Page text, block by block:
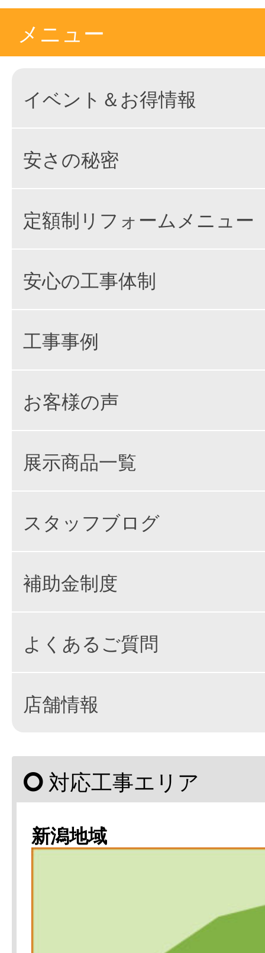
メニュー
イベント＆お得情報
安さの秘密
定額制リフォームメニュー
安心の工事体制
工事事例
お客様の声
展示商品一覧
スタッフブログ
補助金制度
よくあるご質問
店舗情報
対応工事エリア
新潟地域